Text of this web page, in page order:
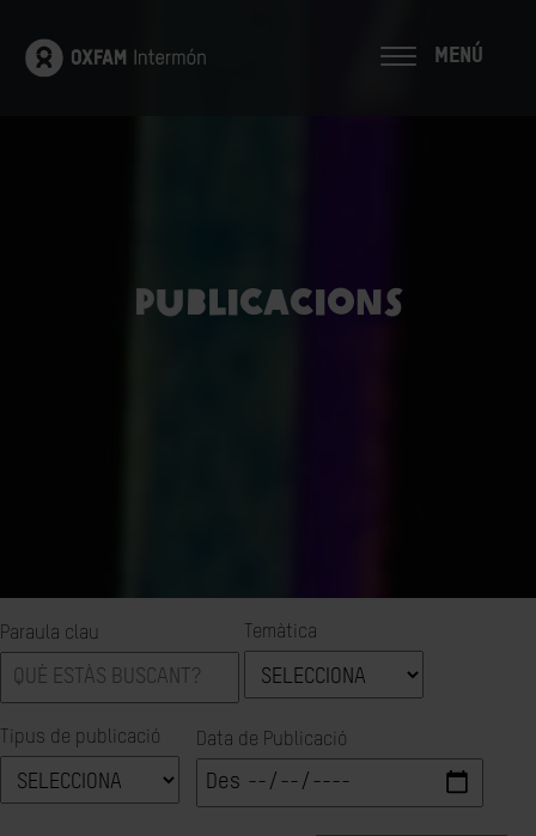
MENÚ
Publicacions
Paraula clau Temàtica
Tipus de publicació Data de Publicació